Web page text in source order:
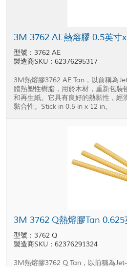
3M 3762 AE熱熔膠 0.5英寸
型號：3762 AE
製造商SKU：62376295317
3M熱熔膠3762 AE Tan，以前稱為
體熱塑性樹脂，用於木材，重新包裝
和再生紙。它具有良好的熱黏性，經
黏合性。Stick in 0.5 in x 12 in。
3M 3762 Q熱熔膠Tan
型號：3762 Q
製造商SKU：62376291324
3M熱熔膠3762 Q Tan，以前稱為